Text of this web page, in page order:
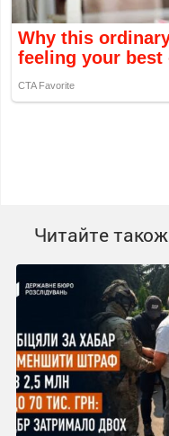
Читайте також